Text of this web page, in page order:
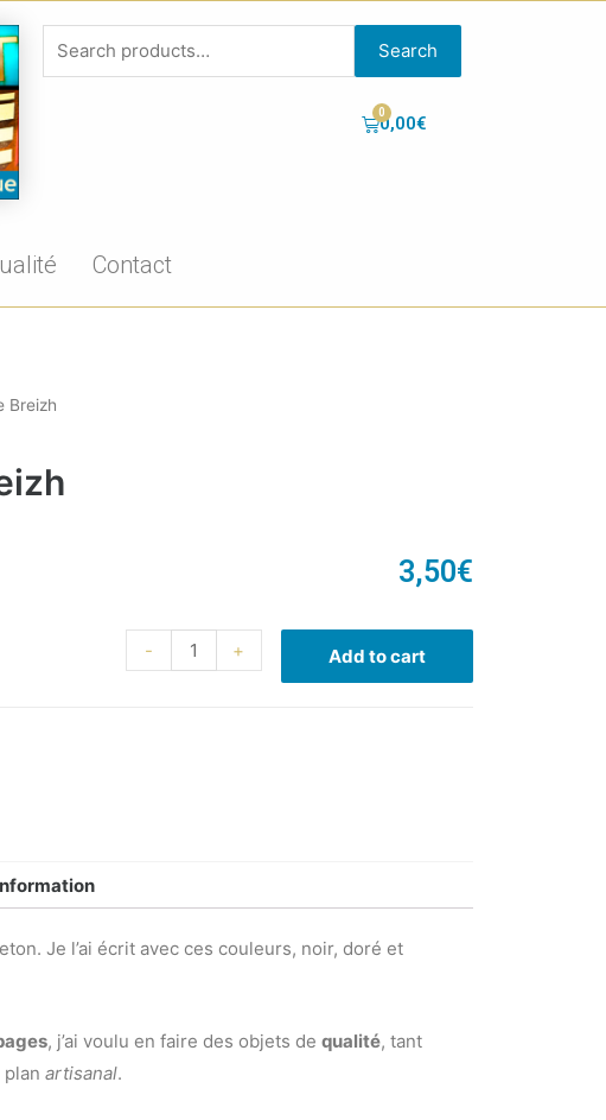
Search
0,00€
Contact
Breizh
3,50€
- + Add to cart
Je l’ai écrit avec ces couleurs, noir, doré et
, j’ai voulu en faire des objets de qualité, tant
artisanal.